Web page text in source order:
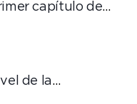
capítulo de
de la